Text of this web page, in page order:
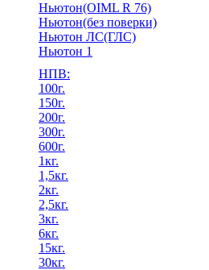
Ньютон(OIML R 76)
Ньютон(без поверки)
Ньютон ЛС(ГЛС)
Ньютон 1
НПВ:
100г.
150г.
200г.
300г.
600г.
1кг.
1,5кг.
2кг.
2,5кг.
3кг.
6кг.
15кг.
30кг.